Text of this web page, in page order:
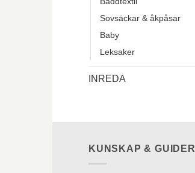
Sovsäckar & åkpåsar
Baby
Leksaker
INREDA
KUNSKAP & GUIDER